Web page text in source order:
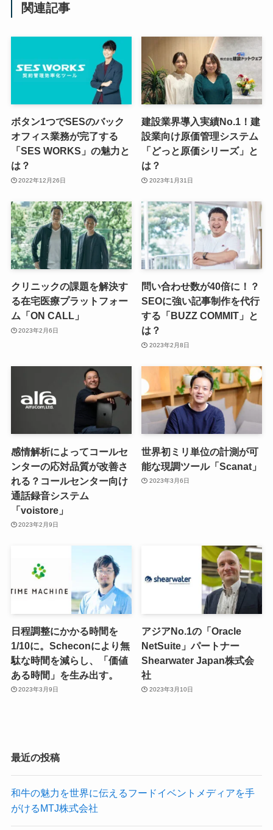
関連記事
ボタン1つでSESのバック
オフィス業務が完了する
「SES WORKS」の魅力と
は？
2022年12月26日
建設業界導入実績No.1！建
設業向け原価管理システム
「どっと原価シリーズ」と
は？
2023年1月31日
クリニックの課題を解決す
る在宅医療プラットフォー
ム「ON CALL」
2023年2月6日
問い合わせ数が40倍に！？
SEOに強い記事制作を代行
する「BUZZ COMMIT」と
は？
2023年2月8日
感情解析によってコールセ
ンターの応対品質が改善さ
れる？コールセンター向け
通話録音システム
「voistore」
2023年2月9日
世界初ミリ単位の計測が可
能な現調ツール「Scanat」
2023年3月6日
日程調整にかかる時間を
1/10に。Scheconにより無
駄な時間を減らし、「価値
ある時間」を生み出す。
2023年3月9日
アジアNo.1の「Oracle
NetSuite」パートナー
Shearwater Japan株式会
社
2023年3月10日
最近の投稿
和牛の魅力を世界に伝えるフードイベントメディアを手
がけるMTJ株式会社